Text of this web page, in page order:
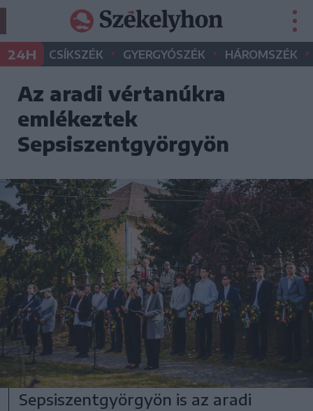
24H CSÍKSZÉK • GYERGYÓSZÉK • HÁROMSZÉK •
Az aradi vértanúkra
emlékeztek
Sepsiszentgyörgyön
Sepsiszentgyörgyön is az aradi